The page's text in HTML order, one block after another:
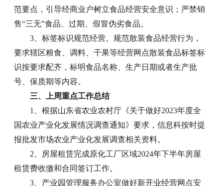
范要点，引导经商业户树立食品经营安全意识；严禁销
售“三无”食品、过期、假冒伪劣食品。
3、标签标识规范经营。规范散装食品经营行为，
要求辖区粮食、调料、干果等经营网点散装食品标签标
识按要求配齐，标明食品名称、生产日期或者生产批
号、保质期等内容。
三、上周重点工作总结
1、根据山东省农业农村厅《关于做好2023年度全
国农业产业化发展情况调查通知》要求，信息科按时提
报批发市场农业产业化发展调查相关资料。
2、房屋租赁完成原化工厂区域2024年下半年房屋
租赁费收缴和合同签订工作。
3、产业园管理服务办公室做好新开业经营网点安